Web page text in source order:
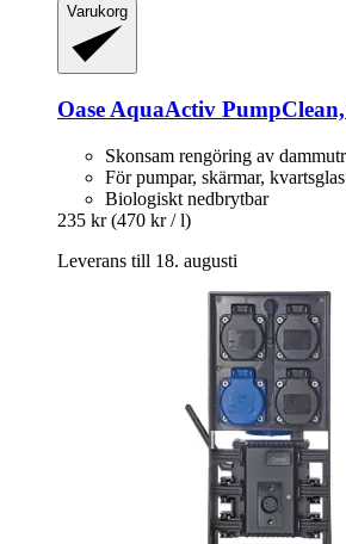
Varukorg
Oase AquaActiv
Skonsam rengöring av
För pumpar, skärmar,
Biologiskt nedbrytbar
235 kr (470 kr / l)
Leverans till 18. augusti